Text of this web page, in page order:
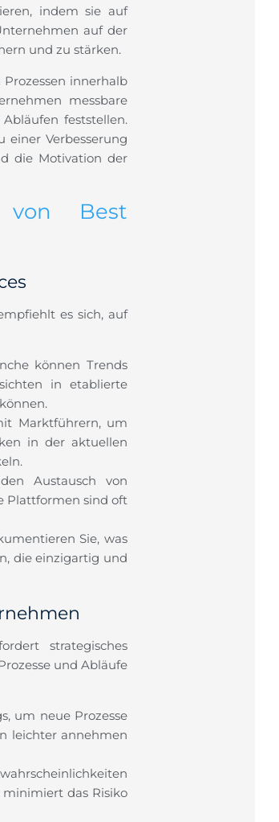
indem sie auf
auf der
und zu stärken.
innerhalb
messbare
feststellen.
Verbesserung
die Motivation der
von Best
es sich, auf
können Trends
in etablierte
Marktführern, um
in der aktuellen
Austausch von
Plattformen sind oft
Sie, was
die einzigartig und
strategisches
und Abläufe
um neue Prozesse
leichter annehmen
das Risiko